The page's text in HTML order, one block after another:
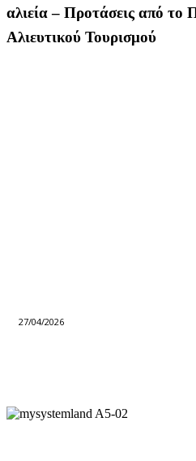
αλιεία – Προτάσεις από το
Αλιευτικού Τουρισμού
27/04/2026